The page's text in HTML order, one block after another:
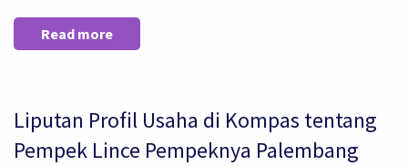
Read more
Liputan Profil Usaha di Kompas tentang
Pempek Lince Pempeknya Palembang